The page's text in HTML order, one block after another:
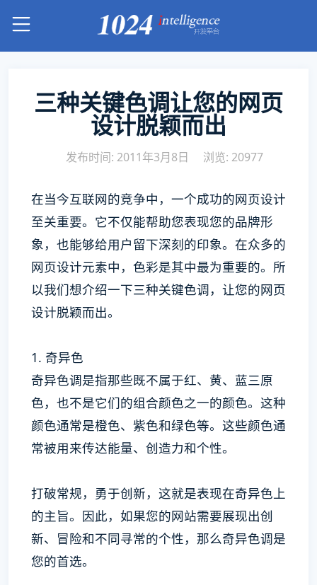
三种关键色调让您的网页
设计脱颖而出
发布时间: 2011年3月8日 浏览: 20977
在当今互联网的竞争中，一个成功的网页设计
至关重要。它不仅能帮助您表现您的品牌形
象，也能够给用户留下深刻的印象。在众多的
网页设计元素中，色彩是其中最为重要的。所
以我们想介绍一下三种关键色调，让您的网页
设计脱颖而出。
1. 奇异色
奇异色调是指那些既不属于红、黄、蓝三原
色，也不是它们的组合颜色之一的颜色。这种
颜色通常是橙色、紫色和绿色等。这些颜色通
常被用来传达能量、创造力和个性。
打破常规，勇于创新，这就是表现在奇异色上
的主旨。因此，如果您的网站需要展现出创
新、冒险和不同寻常的个性，那么奇异色调是
您的首选。